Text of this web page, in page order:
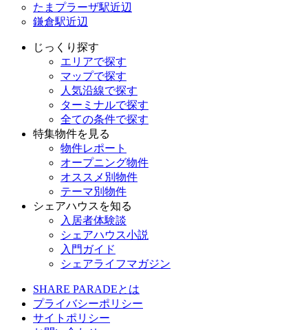
たまプラーザ駅近辺
鎌倉駅近辺
じっくり探す
エリアで探す
マップで探す
人気沿線で探す
ターミナルで探す
全ての条件で探す
特集物件を見る
物件レポート
オープニング物件
オススメ別物件
テーマ別物件
シェアハウスを知る
入居者体験談
シェアハウス小説
入門ガイド
シェアライフマガジン
SHARE PARADEとは
プライバシーポリシー
サイトポリシー